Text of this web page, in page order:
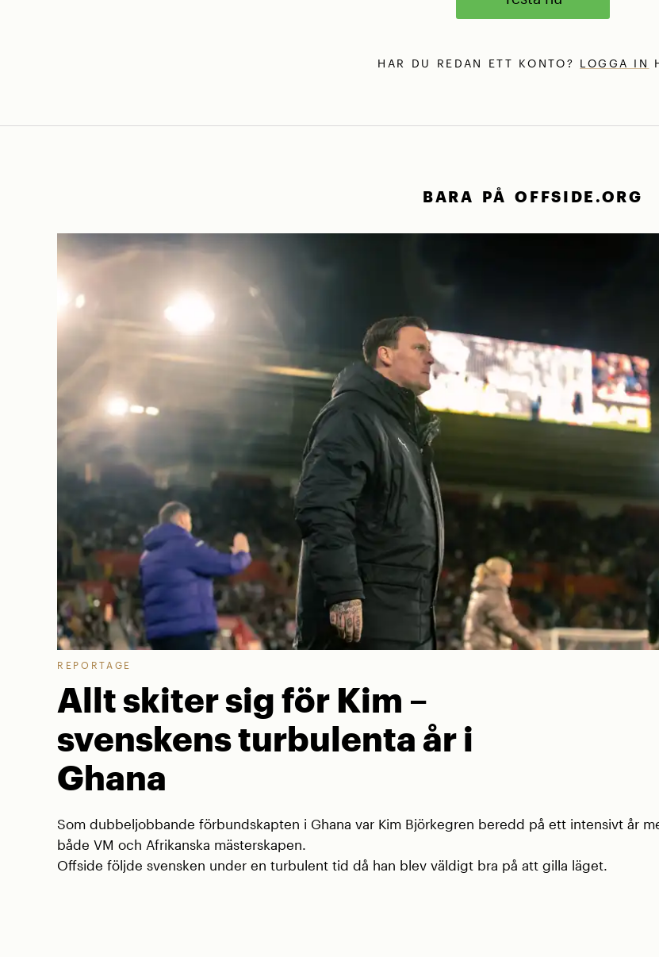
HAR DU REDAN ETT KONTO? LOGGA IN
BARA PÅ OFFSIDE.ORG
REPORTAGE
Allt skiter sig för Kim –
svenskens turbulenta år i
Ghana
Som dubbeljobbande förbundskapten i Ghana var Kim Björkegren beredd på ett intensivt år
både VM och Afrikanska mästerskapen.
Offside följde svensken under en turbulent tid då han blev väldigt bra på att gilla läget.